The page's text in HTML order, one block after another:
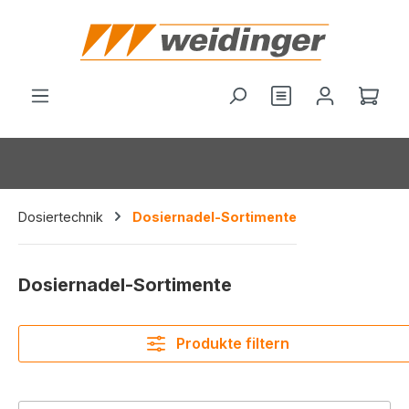
springen
Du hast 0
Dosiertechnik Dosiernadel-Sortimente
Dosiernadel-Sortimente
Produkte filtern